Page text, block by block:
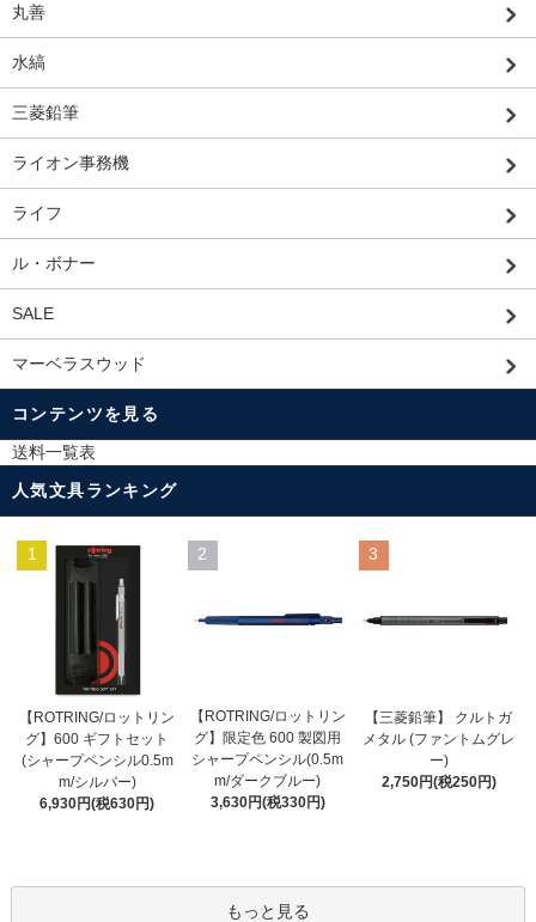
丸善
水縞
三菱鉛筆
ライオン事務機
ライフ
ル・ボナー
SALE
マーベラスウッド
コンテンツを見る
送料一覧表
人気文具ランキング
1
【ROTRING/ロットリン
グ】600 ギフトセット
(シャープペンシル0.5m
m/シルバー)
6,930円(税630円)
2
【ROTRING/ロットリン
グ】限定色 600 製図用
シャープペンシル(0.5m
m/ダークブルー)
3,630円(税330円)
3
【三菱鉛筆】 クルトガ
メタル (ファントムグレ
ー)
2,750円(税250円)
もっと見る